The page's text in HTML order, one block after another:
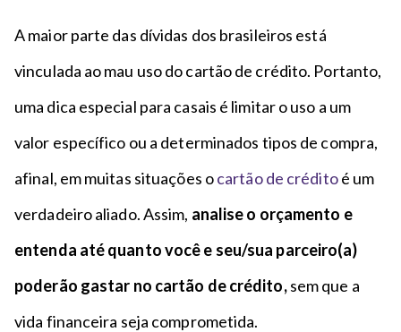
A maior parte das dívidas dos brasileiros está
vinculada ao mau uso do cartão de crédito. Portanto,
uma dica especial para casais é limitar o uso a um
valor específico ou a determinados tipos de compra,
afinal, em muitas situações ocartão de créditoé um
verdadeiro aliado. Assim, analise o orçamento e
entenda até quanto você e seu/sua parceiro(a)
poderão gastar no cartão de crédito,sem que a
vida financeira seja comprometida.